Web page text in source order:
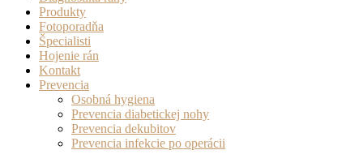
Produkty
Fotoporadňa
Špecialisti
Hojenie rán
Kontakt
Prevencia
Osobná hygiena
Prevencia diabetickej nohy
Prevencia dekubitov
Prevencia infekcie po operácii